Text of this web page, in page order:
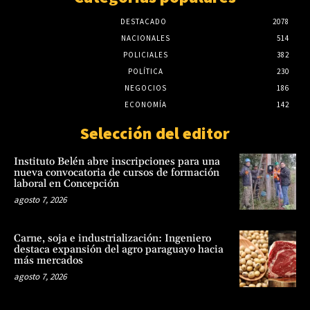
DESTACADO
2078
NACIONALES
514
POLICIALES
382
POLÍTICA
230
NEGOCIOS
186
ECONOMÍA
142
Selección del editor
Instituto Belén abre inscripciones para una
nueva convocatoria de cursos de formación
laboral en Concepción
agosto 7, 2026
Carne, soja e industrialización: Ingeniero
destaca expansión del agro paraguayo hacia
más mercados
agosto 7, 2026